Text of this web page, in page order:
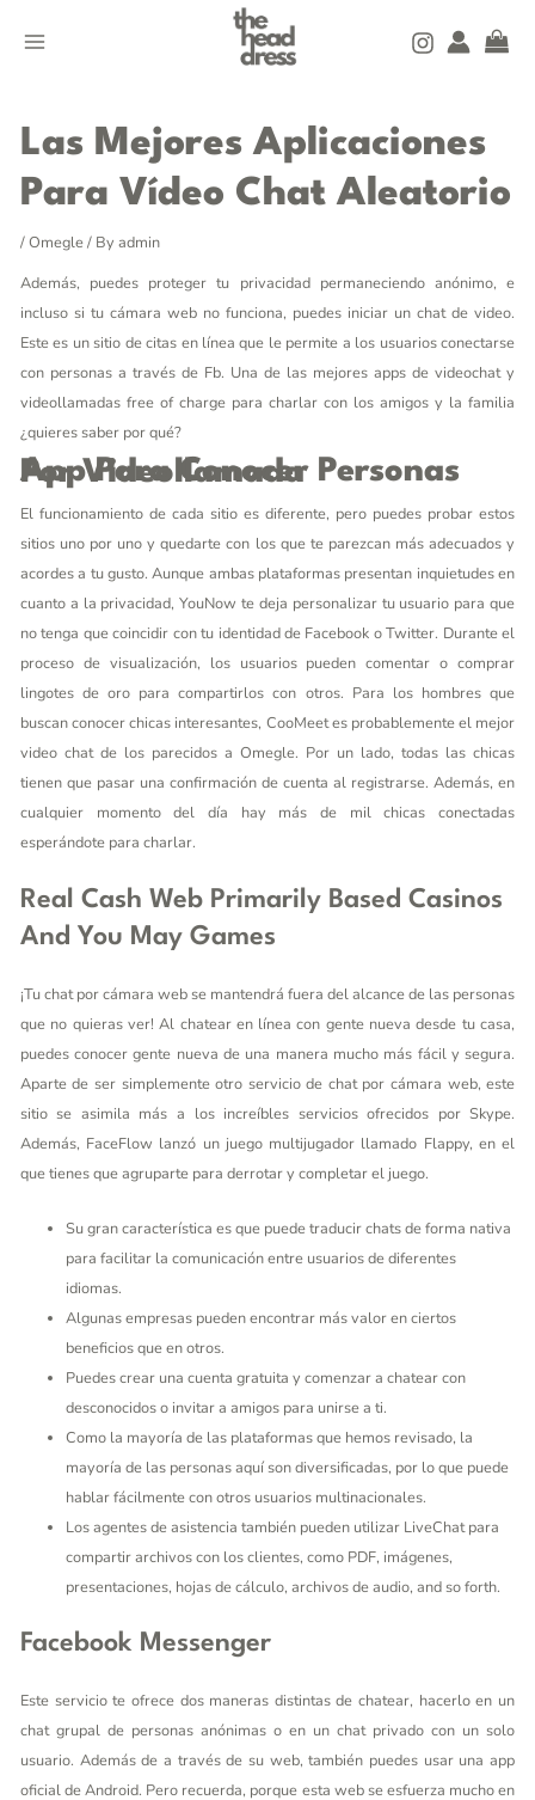
MENU
Las Mejores Aplicaciones
Para Vídeo Chat Aleatorio
/Omegle/ By admin
Además, puedes proteger tu privacidad permaneciendo anónimo, e
incluso si tu cámara web no funciona, puedes iniciar un chat de video.
Este es un sitio de citas en línea que le permite a los usuarios conectarse
con personas a través de Fb. Una de las mejores apps de videochat y
videollamadas free of charge para charlar con los amigos y la familia
¿quieres saber por qué?
App Para Conocer Personas Por Videollamada
El funcionamiento de cada sitio es diferente, pero puedes probar estos
sitios uno por uno y quedarte con los que te parezcan más adecuados y
acordes a tu gusto. Aunque ambas plataformas presentan inquietudes en
cuanto a la privacidad, YouNow te deja personalizar tu usuario para que
no tenga que coincidir con tu identidad de Facebook o Twitter. Durante el
proceso de visualización, los usuarios pueden comentar o comprar
lingotes de oro para compartirlos con otros. Para los hombres que
buscan conocer chicas interesantes, CooMeet es probablemente el mejor
video chat de los parecidos a Omegle. Por un lado, todas las chicas
tienen que pasar una confirmación de cuenta al registrarse. Además, en
cualquier momento del día hay más de mil chicas conectadas
esperándote para charlar.
Real Cash Web Primarily Based Casinos
And You May Games
¡Tu chat por cámara web se mantendrá fuera del alcance de las personas
que no quieras ver! Al chatear en línea con gente nueva desde tu casa,
puedes conocer gente nueva de una manera mucho más fácil y segura.
Aparte de ser simplemente otro servicio de chat por cámara web, este
sitio se asimila más a los increíbles servicios ofrecidos por Skype.
Además, FaceFlow lanzó un juego multijugador llamado Flappy, en el
que tienes que agruparte para derrotar y completar el juego.
Su gran característica es que puede traducir chats de forma nativa
para facilitar la comunicación entre usuarios de diferentes
idiomas.
Algunas empresas pueden encontrar más valor en ciertos
beneficios que en otros.
Puedes crear una cuenta gratuita y comenzar a chatear con
desconocidos o invitar a amigos para unirse a ti.
Como la mayoría de las plataformas que hemos revisado, la
mayoría de las personas aquí son diversificadas, por lo que puede
hablar fácilmente con otros usuarios multinacionales.
Los agentes de asistencia también pueden utilizar LiveChat para
compartir archivos con los clientes, como PDF, imágenes,
presentaciones, hojas de cálculo, archivos de audio, and so forth.
Facebook Messenger
Este servicio te ofrece dos maneras distintas de chatear, hacerlo en un
chat grupal de personas anónimas o en un chat privado con un solo
usuario. Además de a través de su web, también puedes usar una app
oficial de Android. Pero recuerda, porque esta web se esfuerza mucho en
navigation